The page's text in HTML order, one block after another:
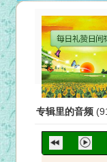
专辑里的音频